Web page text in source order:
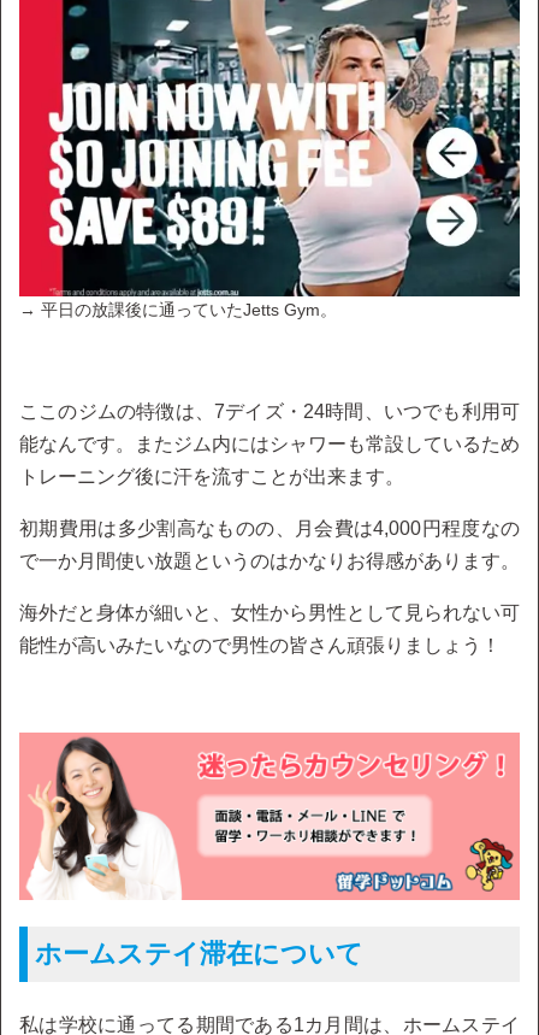
→ 平日の放課後に通っていたJetts Gym。
ここのジムの特徴は、7デイズ・24時間、いつでも利用可
能なんです。またジム内にはシャワーも常設しているため
トレーニング後に汗を流すことが出来ます。
初期費用は多少割高なものの、月会費は4,000円程度なの
で一か月間使い放題というのはかなりお得感があります。
海外だと身体が細いと、女性から男性として見られない可
能性が高いみたいなので男性の皆さん頑張りましょう！
ホームステイ滞在について
私は学校に通ってる期間である1カ月間は、ホームステイ